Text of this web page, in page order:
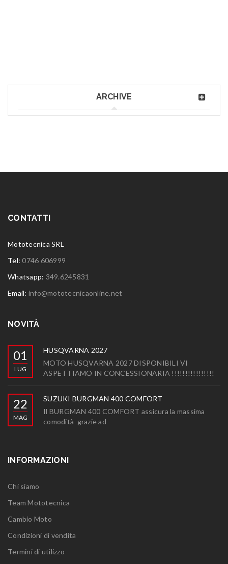
ARCHIVE
CONTATTI
Mototecnica SRL
Tel:0746 606999
Whatsapp: 349.6245831
Email: info@mototecnicaonline.net
NOVITÀ
01
LUG
HUSQVARNA 2027
MOTO HUSQVARNA 2027 DISPONIBILI VI
ASPETTIAMO IN CONCESSIONARIA !!!!!!!!!!!!!!!!
22
MAG
SUZUKI BURGMAN 400 COMFORT
Il BURGMAN 400 COMFORT assicura la massima
comodità grazie ad
INFORMAZIONI
Chi siamo
Team Mototecnica
Cambio Moto
Condizioni di vendita
Termini di utilizzo